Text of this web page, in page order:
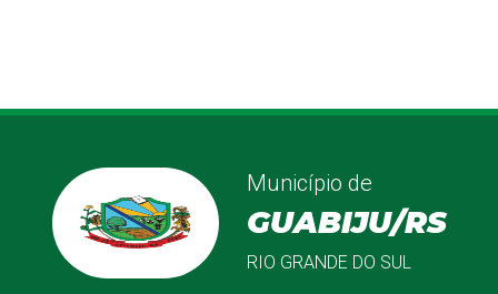
Município de
GUABIJU/RS
RIO GRANDE DO SUL